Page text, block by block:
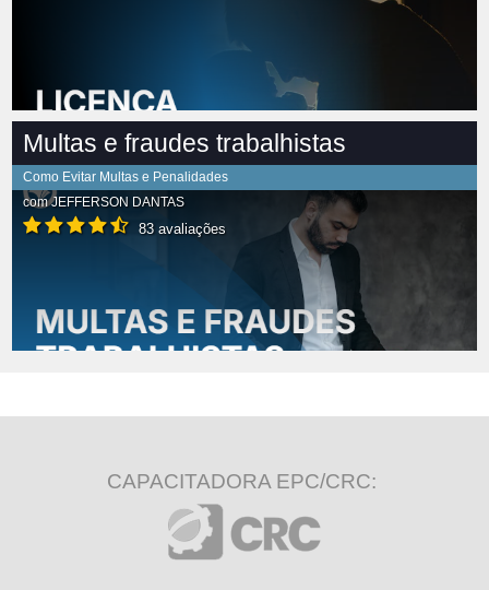
Multas e fraudes trabalhistas
Como Evitar Multas e Penalidades
comJEFFERSON DANTAS
83 avaliações
CAPACITADORA EPC/CRC: